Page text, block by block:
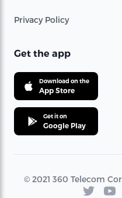
Privacy Policy
Get the app
Download on the
App Store
Get it on
Google Play
© 2021 360 Telecom